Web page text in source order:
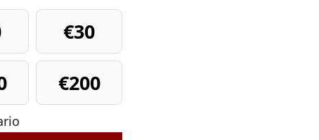
€30
€200